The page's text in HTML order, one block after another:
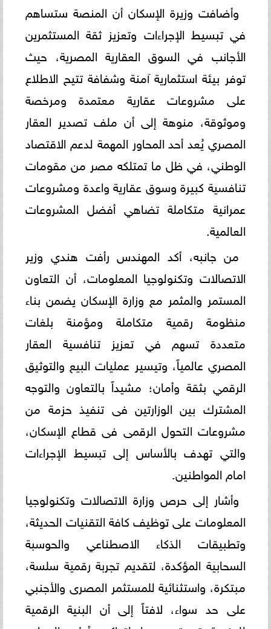
وأضافت وزيرة الإسكان أن المنصة ستساهم
في تبسيط الإجراءات وتعزيز ثقة المستثمرين
الأجانب في السوق العقارية المصرية، حيث
توفر بيئة استثمارية آمنة وشفافة تتيح الاطلاع
على مشروعات عقارية معتمدة ومرخصة
وموثوقة، منوهة إلى أن ملف تصدير العقار
المصري يُعد أحد المحاور المهمة لدعم الاقتصاد
الوطني، في ظل ما تمتلكه مصر من مقومات
تنافسية كبيرة وسوق عقارية واعدة ومشروعات
عمرانية متكاملة تضاهي أفضل المشروعات
العالمية.
من جانبه، أكد المهندس رأفت هندي وزير
الاتصالات وتكنولوجيا المعلومات، أن التعاون
المستمر والمثمر مع وزارة الإسكان يضمن بناء
منظومة رقمية متكاملة ومؤمنة بلغات
متعددة تسهم في تعزيز تنافسية العقار
المصري عالمياً، وتيسير عمليات البيع والتوثيق
الرقمي بثقة وأمان؛ مشيداً بالتعاون والتوجه
المشترك بين الوزارتين فى تنفيذ حزمة من
مشروعات التحول الرقمى فى قطاع الإسكان،
والتي تهدف بالأساس إلى تبسيط الإجراءات
امام المواطنين.
وأشار إلى حرص وزارة الاتصالات وتكنولوجيا
المعلومات على توظيف كافة التقنيات الحديثة،
وتطبيقات الذكاء الاصطناعي والحوسبة
السحابية المؤكدة، لتقديم تجربة رقمية سلسة،
مبتكرة، واستثنائية للمستثمر المصرى والأجنبي
على حد سواء، لافتاً إلى أن البنية الرقمية